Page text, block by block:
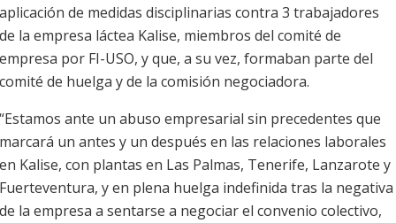
aplicación de medidas disciplinarias contra 3 trabajadores
de la empresa láctea Kalise, miembros del comité de
empresa por FI-USO, y que, a su vez, formaban parte del
comité de huelga y de la comisión negociadora.
“Estamos ante un abuso empresarial sin precedentes que
marcará un antes y un después en las relaciones laborales
en Kalise, con plantas en Las Palmas, Tenerife, Lanzarote y
Fuerteventura, y en plena huelga indefinida tras la negativa
de la empresa a sentarse a negociar el convenio colectivo,